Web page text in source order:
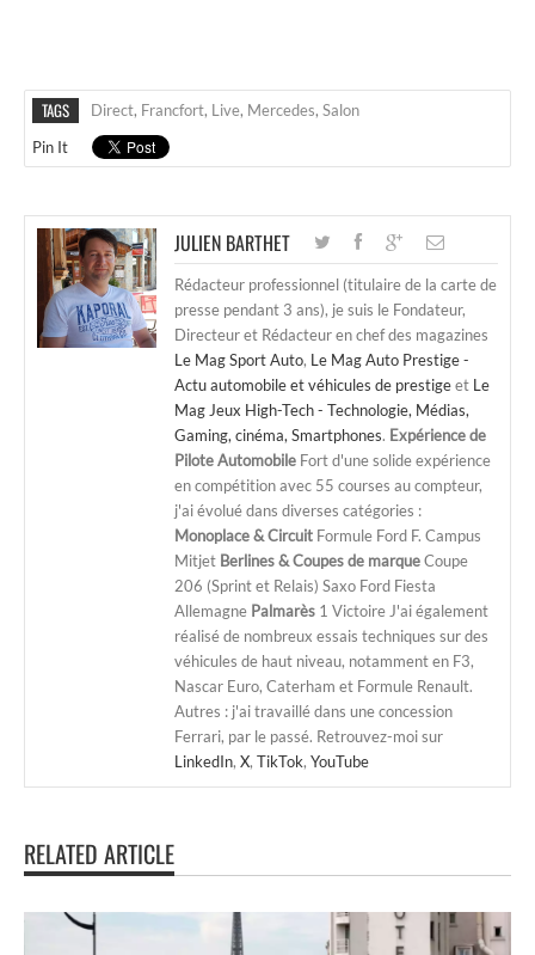
TAGS Direct, Francfort, Live, Mercedes, Salon
Pin It
JULIEN BARTHET
Rédacteur professionnel (titulaire de la carte de
presse pendant 3 ans), je suis le Fondateur,
Directeur et Rédacteur en chef des magazines
Le Mag Sport Auto, Le Mag Auto Prestige -
Actu automobile et véhicules de prestigeet Le
Mag Jeux High-Tech - Technologie, Médias,
Gaming, cinéma, Smartphones. Expérience de
Pilote Automobile Fort d'une solide expérience
en compétition avec 55 courses au compteur,
j'ai évolué dans diverses catégories :
Monoplace & Circuit Formule Ford F. Campus
Mitjet Berlines & Coupes de marqueCoupe
206 (Sprint et Relais) Saxo Ford Fiesta
Allemagne Palmarès 1 Victoire J'ai également
réalisé de nombreux essais techniques sur des
véhicules de haut niveau, notamment en F3,
Nascar Euro, Caterham et Formule Renault.
Autres : j'ai travaillé dans une concession
Ferrari, par le passé. Retrouvez-moi sur
LinkedIn, X, TikTok, YouTube
RELATED ARTICLE